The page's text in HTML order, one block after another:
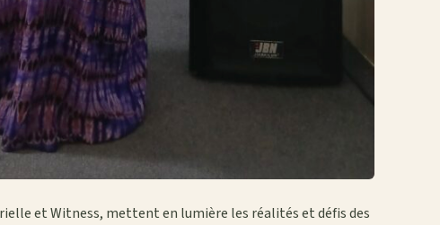
et Witness, mettent en lumière les réalités et défis des